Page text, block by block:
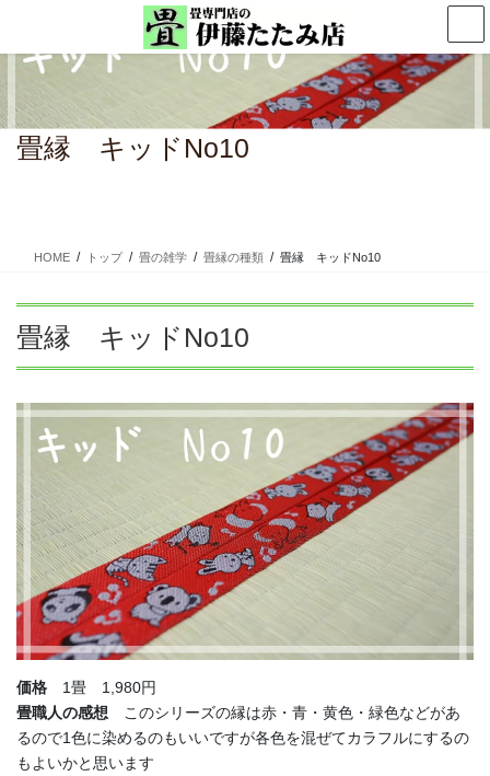
テ
に
ゲ
ョ
畳縁 キッドNo10
HOME トップ 畳の雑学 畳縁の種類 畳縁 キッドNo10
畳縁 キッドNo10
価格 1畳 1,980円
畳職人の感想 このシリーズの縁は赤・青・黄色・緑色などがあ
るので1色に染めるのもいいですが各色を混ぜてカラフルにするの
もよいかと思います